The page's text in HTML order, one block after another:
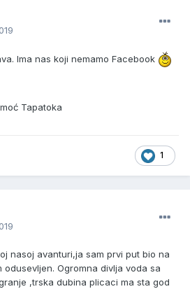
Ima nas koji nemamo Facebook
Tapatoka
1
nasoj avanturi,ja sam prvi put bio na
Ogromna divlja voda sa
,trska dubina plicaci ma sta god